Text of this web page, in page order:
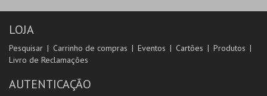
LOJA
Pesquisar Carrinho de compras Eventos Cartões
Produtos
Livro de Reclamações
AUTENTICAÇÃO